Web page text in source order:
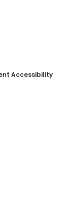
Accessibility